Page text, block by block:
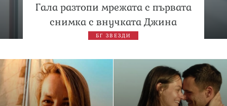
Гала разтопи мрежата с първата
снимка с внучката Джина
БГ ЗВЕЗДИ